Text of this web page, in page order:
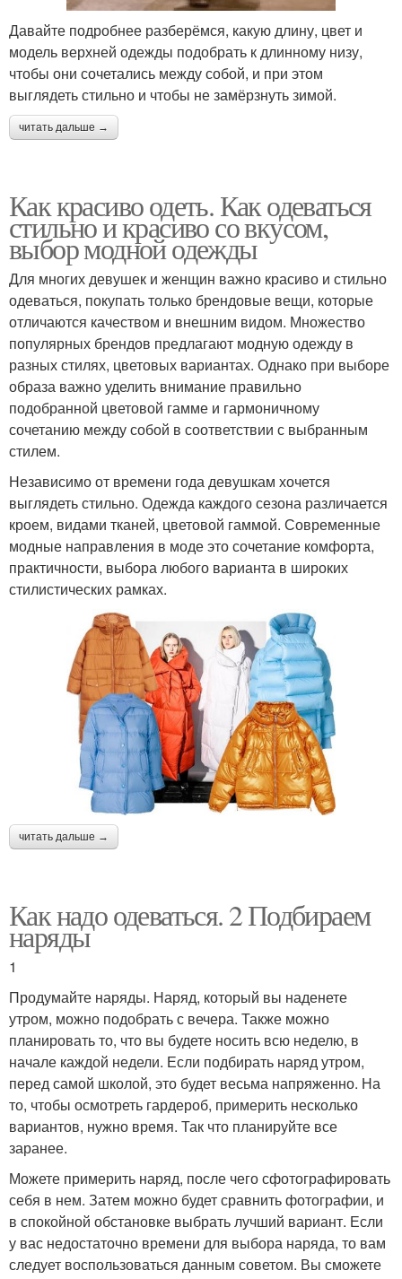
Давайте подробнее разберёмся, какую длину, цвет и
модель верхней одежды подобрать к длинному низу,
чтобы они сочетались между собой, и при этом
выглядеть стильно и чтобы не замёрзнуть зимой.
читать дальше →
Как красиво одеть. Как одеваться
стильно и красиво со вкусом,
выбор модной одежды
Для многих девушек и женщин важно красиво и стильно
одеваться, покупать только брендовые вещи, которые
отличаются качеством и внешним видом. Множество
популярных брендов предлагают модную одежду в
разных стилях, цветовых вариантах. Однако при выборе
образа важно уделить внимание правильно
подобранной цветовой гамме и гармоничному
сочетанию между собой в соответствии с выбранным
стилем.
Независимо от времени года девушкам хочется
выглядеть стильно. Одежда каждого сезона различается
кроем, видами тканей, цветовой гаммой. Современные
модные направления в моде это сочетание комфорта,
практичности, выбора любого варианта в широких
стилистических рамках.
читать дальше →
Как надо одеваться. 2 Подбираем
наряды
1
Продумайте наряды. Наряд, который вы наденете
утром, можно подобрать с вечера. Также можно
планировать то, что вы будете носить всю неделю, в
начале каждой недели. Если подбирать наряд утром,
перед самой школой, это будет весьма напряженно. На
то, чтобы осмотреть гардероб, примерить несколько
вариантов, нужно время. Так что планируйте все
заранее.
Можете примерить наряд, после чего сфотографировать
себя в нем. Затем можно будет сравнить фотографии, и
в спокойной обстановке выбрать лучший вариант. Если
у вас недостаточно времени для выбора наряда, то вам
следует воспользоваться данным советом. Вы сможете